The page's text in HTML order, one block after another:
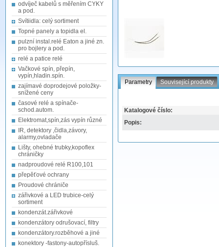
odvíječ kabelů s měřením CYKY
a pod.
Svítiidla: celý sortiment
Topné panely a topidla el.
pulzní instal.relé Eaton a jiné zn.
pro bojlery a pod.
relé a patice relé
Vačkové spín, přepín,
vypín,hladin.spín.
zajímavé doprodejové položky-
snížené ceny
časové relé a spínače-
schod.autom.
Elektromat,spín,zás vypín různé
IR, detektory ,čidla,závory,
alarmy,ovladače
Lišty, ohebné trubky,kopoflex
chráničky
nadproudové relé R100,101
přepěťové ochrany
Proudové chrániče
zářivkové a LED trubice-celý
sortiment
kondenzát.zářivkové
kondenzátory odrušovací, filtry
kondenzátory.rozběhové a jiné
konektory -fastony-autopřísluš.
Parametry Související produkty
Katalogové číslo:
Popis: